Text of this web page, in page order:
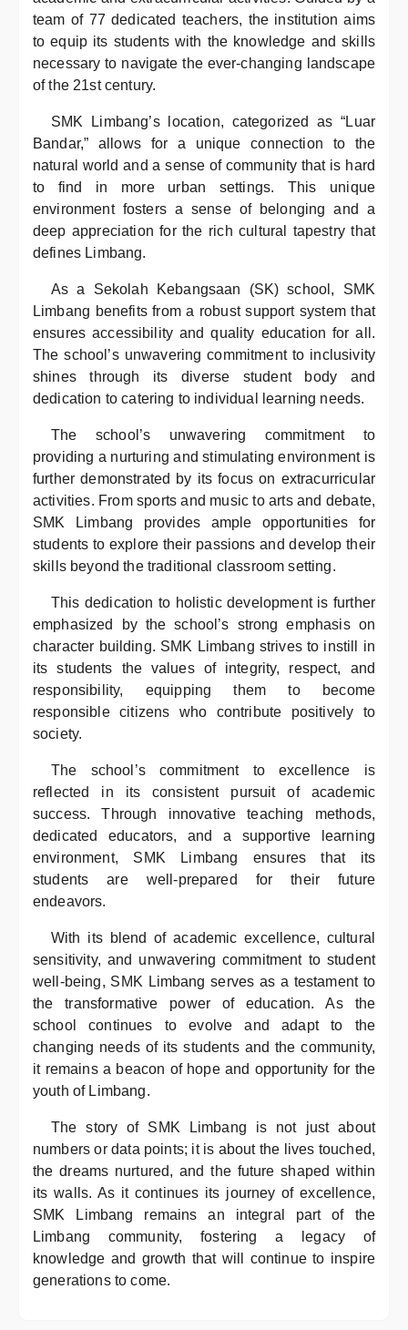
team of 77 dedicated teachers, the institution aims
to equip its students with the knowledge and skills
necessary to navigate the ever-changing landscape
of the 21st century.
SMK Limbang’s location, categorized as “Luar
Bandar,” allows for a unique connection to the
natural world and a sense of community that is hard
to find in more urban settings. This unique
environment fosters a sense of belonging and a
deep appreciation for the rich cultural tapestry that
defines Limbang.
As a Sekolah Kebangsaan (SK) school, SMK
Limbang benefits from a robust support system that
ensures accessibility and quality education for all.
The school’s unwavering commitment to inclusivity
shines through its diverse student body and
dedication to catering to individual learning needs.
The school’s unwavering commitment to
providing a nurturing and stimulating environment is
further demonstrated by its focus on extracurricular
activities. From sports and music to arts and debate,
SMK Limbang provides ample opportunities for
students to explore their passions and develop their
skills beyond the traditional classroom setting.
This dedication to holistic development is further
emphasized by the school’s strong emphasis on
character building. SMK Limbang strives to instill in
its students the values of integrity, respect, and
responsibility, equipping them to become
responsible citizens who contribute positively to
society.
The school’s commitment to excellence is
reflected in its consistent pursuit of academic
success. Through innovative teaching methods,
dedicated educators, and a supportive learning
environment, SMK Limbang ensures that its
students are well-prepared for their future
endeavors.
With its blend of academic excellence, cultural
sensitivity, and unwavering commitment to student
well-being, SMK Limbang serves as a testament to
the transformative power of education. As the
school continues to evolve and adapt to the
changing needs of its students and the community,
it remains a beacon of hope and opportunity for the
youth of Limbang.
The story of SMK Limbang is not just about
numbers or data points; it is about the lives touched,
the dreams nurtured, and the future shaped within
its walls. As it continues its journey of excellence,
SMK Limbang remains an integral part of the
Limbang community, fostering a legacy of
knowledge and growth that will continue to inspire
generations to come.